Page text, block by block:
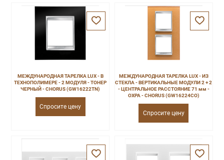
МЕЖДУНАРОДНАЯ ТАРЕЛКА LUX - В
ТЕХНОПОЛИМЕРЕ - 2 МОДУЛЯ - ТОНЕР
ЧЕРНЫЙ - CHORUS (GW16222TN)
Спросите цену
МЕЖДУНАРОДНАЯ ТАРЕЛКА LUX - ИЗ
СТЕКЛА - ВЕРТИКАЛЬНЫЕ МОДУЛИ 2 + 2
- ЦЕНТРАЛЬНОЕ РАССТОЯНИЕ 71 мм -
ОХРА - CHORUS (GW16224CO)
Спросите цену